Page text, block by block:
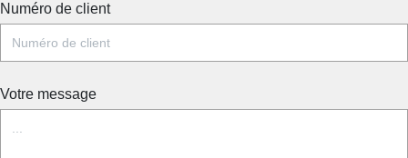
Numéro de client
Votre message